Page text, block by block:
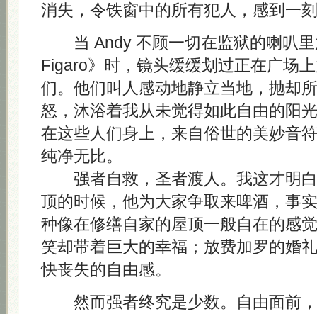
消失，令铁窗中的所有犯人，感到一
当 Andy 不顾一切在监狱的喇叭里
Figaro》时，镜头缓缓划过正在广场
们。他们叫人感动地静立当地，抛却
怒，沐浴着我从未觉得如此自由的阳
在这些人们身上，来自俗世的美妙音
纯净无比。
强者自救，圣者渡人。我这才明白
顶的时候，他为大家争取来啤酒，事
种像在修缮自家的屋顶一般自在的感
笑却带着巨大的幸福；放费加罗的婚
快丧失的自由感。
然而强者终究是少数。自由面前，